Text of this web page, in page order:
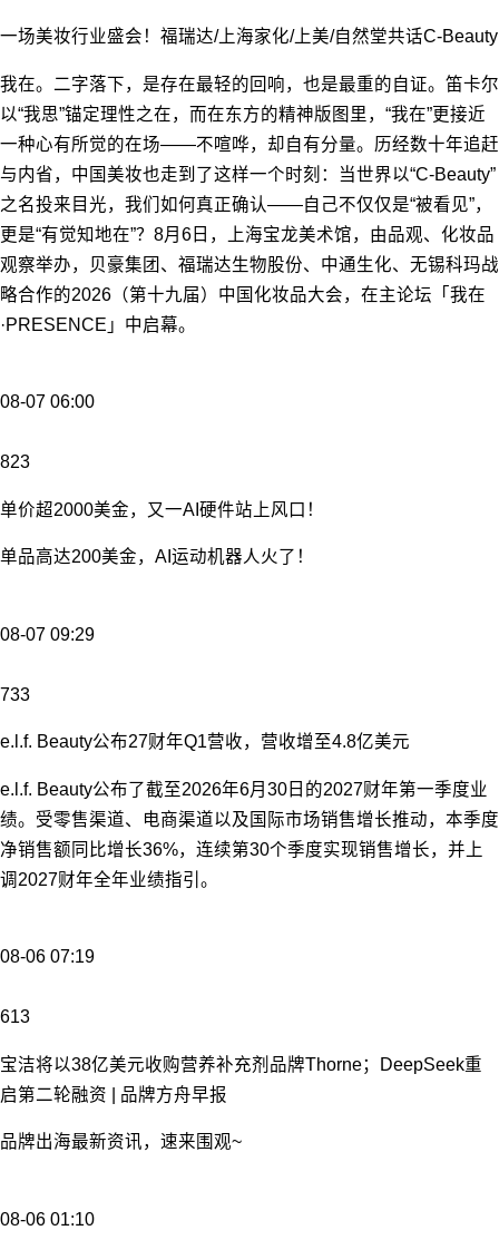
一场美妆行业盛会！福瑞达/上海家化/上美/自然堂共话C-Beauty
我在。二字落下，是存在最轻的回响，也是最重的自证。笛卡尔
以“我思”锚定理性之在，而在东方的精神版图里，“我在”更接近
一种心有所觉的在场——不喧哗，却自有分量。历经数十年追赶
与内省，中国美妆也走到了这样一个时刻：当世界以“C-Beauty”
之名投来目光，我们如何真正确认——自己不仅仅是“被看见”，
更是“有觉知地在”？8月6日，上海宝龙美术馆，由品观、化妆品
观察举办，贝豪集团、福瑞达生物股份、中通生化、无锡科玛战
略合作的2026（第十九届）中国化妆品大会，在主论坛「我在
·PRESENCE」中启幕。
08-07 06:00
823
单价超2000美金，又一AI硬件站上风口！
单品高达200美金，AI运动机器人火了！
08-07 09:29
733
e.l.f. Beauty公布27财年Q1营收，营收增至4.8亿美元
e.l.f. Beauty公布了截至2026年6月30日的2027财年第一季度业
绩。受零售渠道、电商渠道以及国际市场销售增长推动，本季度
净销售额同比增长36%，连续第30个季度实现销售增长，并上
调2027财年全年业绩指引。
08-06 07:19
613
宝洁将以38亿美元收购营养补充剂品牌Thorne；DeepSeek重
启第二轮融资 | 品牌方舟早报
品牌出海最新资讯，速来围观~
08-06 01:10